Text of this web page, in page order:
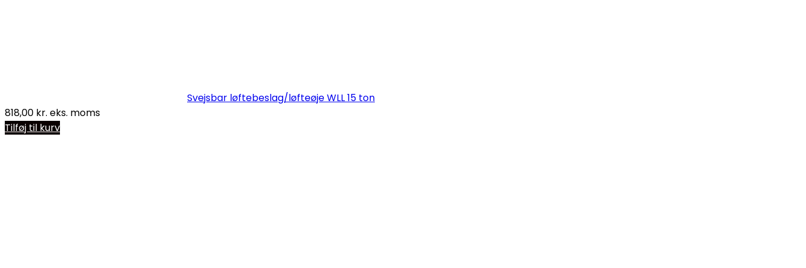
Svejsbar løftebeslag/løfteøje WLL 15 ton
818,00 kr. eks. moms
Tilføj til kurv